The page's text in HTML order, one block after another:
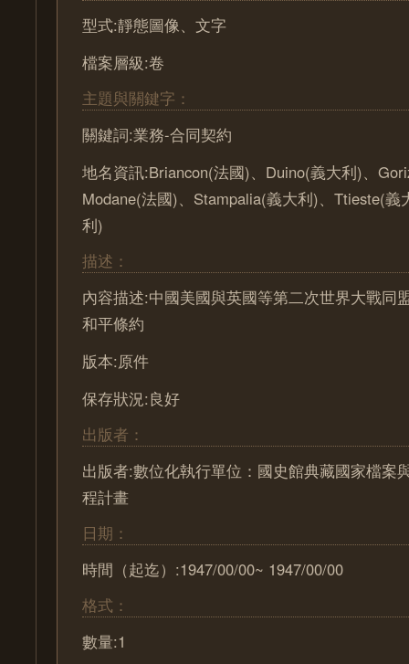
型式:靜態圖像、文字
檔案層級:卷
主題與關鍵字：
關鍵詞:業務-合同契約
地名資訊:Briancon(法國)、Duino(義大利)、
Modane(法國)、Stampalia(義大利)、Ttieste(義
利)
描述：
內容描述:中國美國與英國等第二次世界大戰同
和平條約
版本:原件
保存狀況:良好
出版者：
出版者:數位化執行單位：國史館典藏國家檔案
程計畫
日期：
時間（起迄）:1947/00/00~ 1947/00/00
格式：
數量:1